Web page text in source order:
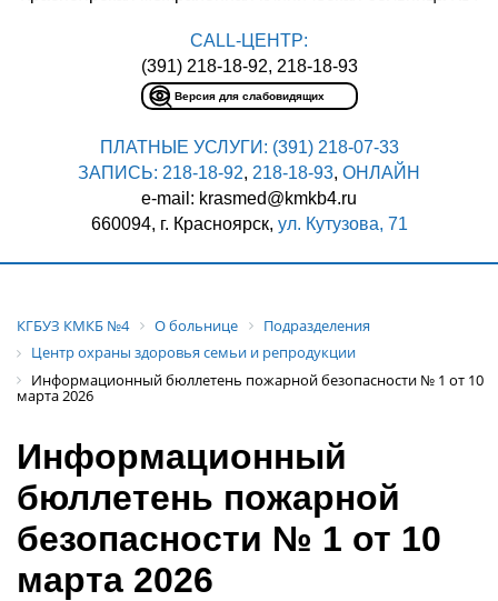
CALL-ЦЕНТР:
(391) 218-18-92, 218-18-93
Версия для слабовидящих
ПЛАТНЫЕ УСЛУГИ: (391) 218-07-33
ЗАПИСЬ: 218-18-92, 218-18-93, ОНЛАЙН
e-mail: krasmed@kmkb4.ru
660094, г. Красноярск, ул. Кутузова, 71
КГБУЗ КМКБ №4 О больнице
Подразделения
Центр охраны здоровья семьи и репродукции
Информационный бюллетень пожарной безопасности № 1 от 10
марта 2026
Информационный
бюллетень пожарной
безопасности № 1 от 10
марта 2026